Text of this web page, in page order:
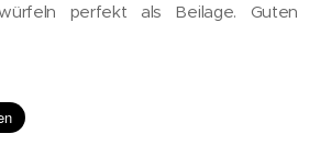
perfekt als Beilage. Guten